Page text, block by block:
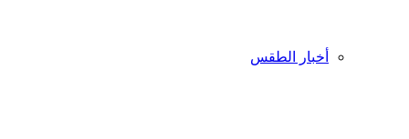
أخبار الطقس